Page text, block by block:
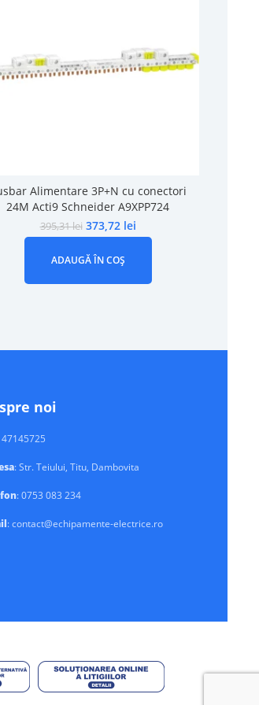
Alimentare 3P+N cu conectori
24M Acti9 Schneider A9XPP724
395,31lei 373,72 lei
ADAUGĂ ÎN COȘ
noi
47145725
: Str. Teiului, Titu, Dambovita
: 0753 083 234
: contact@echipamente-electrice.ro